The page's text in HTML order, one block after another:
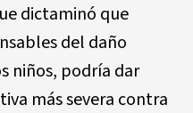
dictaminó que
del daño
niños, podría dar
más severa contra